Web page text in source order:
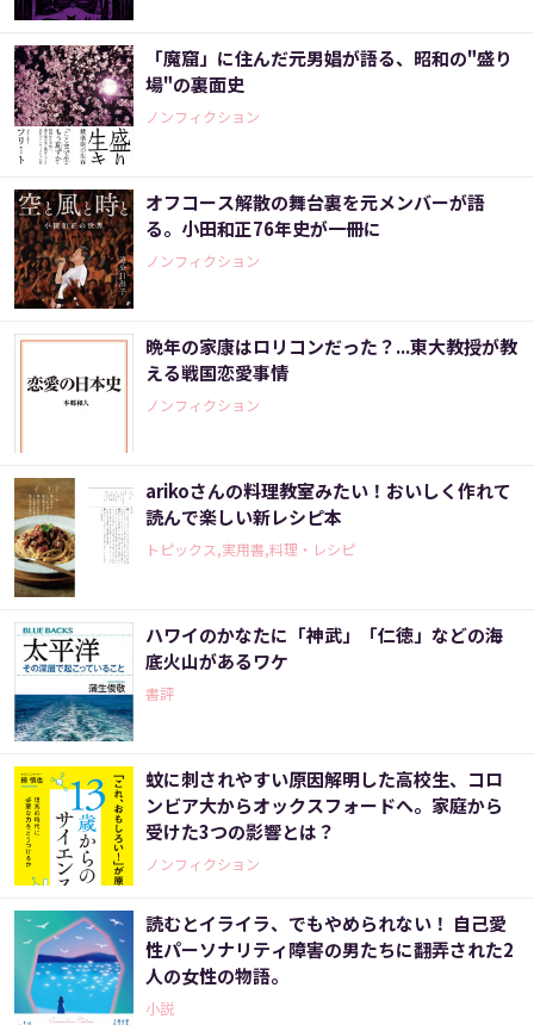
「魔窟」に住んだ元男娼が語る、昭和の"盛り
場"の裏面史
ノンフィクション
オフコース解散の舞台裏を元メンバーが語
る。小田和正76年史が一冊に
ノンフィクション
晩年の家康はロリコンだった？...東大教授が教
える戦国恋愛事情
ノンフィクション
arikoさんの料理教室みたい！おいしく作れて
読んで楽しい新レシピ本
トピックス,実用書,料理・レシピ
ハワイのかなたに「神武」「仁徳」などの海
底火山があるワケ
書評
蚊に刺されやすい原因解明した高校生、コロ
ンビア大からオックスフォードへ。家庭から
受けた3つの影響とは？
ノンフィクション
読むとイライラ、でもやめられない！ 自己愛
性パーソナリティ障害の男たちに翻弄された2
人の女性の物語。
小説